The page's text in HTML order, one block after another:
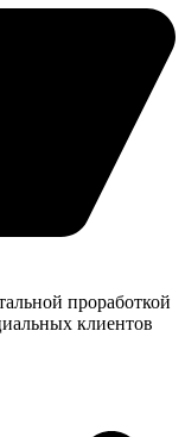
проработкой
клиентов